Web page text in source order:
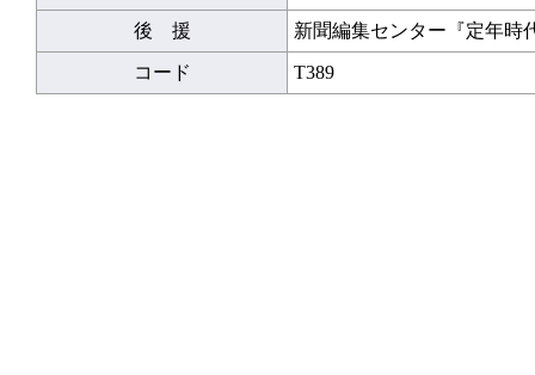
後 援 新聞編集センター『定年時
コード T389